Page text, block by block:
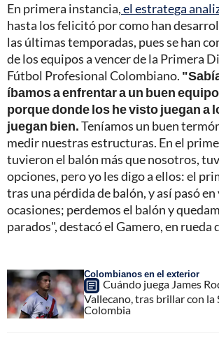
En primera instancia,el estratega
hasta los felicitó por como han
las últimas temporadas, pues se han
de los equipos a vencer de la Primera
Fútbol Profesional Colombiano.
íbamos a enfrentar a un buen
porque donde los he visto juegan a
juegan bien.Teníamos un buen
medir nuestras estructuras. En el
tuvieron el balón más que nosotros,
opciones, pero yo les digo a ellos: el
tras una pérdida de balón, y así pasó en
ocasiones; perdemos el balón y
parados", destacó el Gamero, en rueda
Colombianos en el exterior
Cuándo juega James
Vallecano, tras brillar con la
Colombia